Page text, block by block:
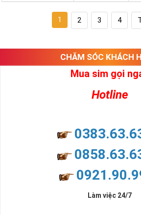
1 2 3 4
CHĂM SÓC KHÁCH
Mua sim gọi
Hotline
Làm việc 24/7